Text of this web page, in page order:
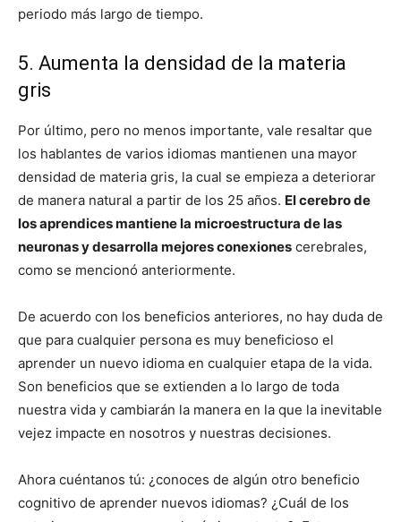
periodo más largo de tiempo.
5. Aumenta la densidad de la materia
gris
Por último, pero no menos importante, vale resaltar que
los hablantes de varios idiomas mantienen una mayor
densidad de materia gris, la cual se empieza a deteriorar
de manera natural a partir de los 25 años. El cerebro de
los aprendices mantiene la microestructura de las
neuronas y desarrolla mejores conexiones cerebrales,
como se mencionó anteriormente.
De acuerdo con los beneficios anteriores, no hay duda de
que para cualquier persona es muy beneficioso el
aprender un nuevo idioma en cualquier etapa de la vida.
Son beneficios que se extienden a lo largo de toda
nuestra vida y cambiarán la manera en la que la inevitable
vejez impacte en nosotros y nuestras decisiones.
Ahora cuéntanos tú: ¿conoces de algún otro beneficio
cognitivo de aprender nuevos idiomas? ¿Cuál de los